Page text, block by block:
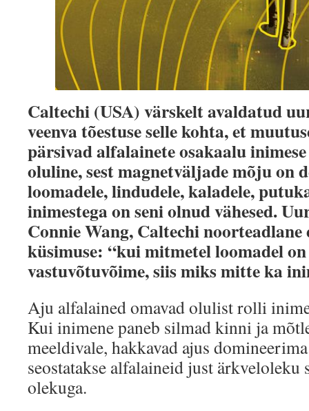
Caltechi (USA) värskelt avaldatud
veenva tõestuse selle kohta, et
pärsivad alfalainete osakaalu
oluline, sest magnetväljade mõju on
loomadele, lindudele, kaladele,
inimestega on seni olnud vähesed.
Connie Wang, Caltechi
küsimuse: “kui mitmetel loomadel
vastuvõtuvõime, siis miks mitte ka
Aju alfalained omavad olulist rolli
Kui inimene paneb silmad kinni ja
meeldivale, hakkavad ajus
seostatakse alfalaineid just ärkveloleku
olekuga.